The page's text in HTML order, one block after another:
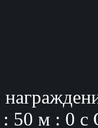
: 49 м : 59